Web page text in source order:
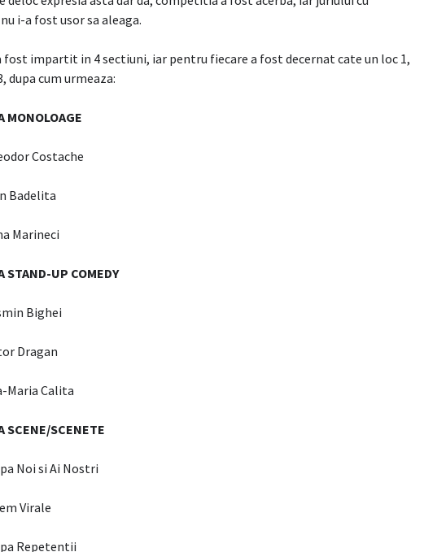
i-a fost usor sa aleaga.
fost impartit in 4 sectiuni, iar pentru fiecare a fost decernat cate un loc 1,
dupa cum urmeaza:
MONOLOAGE
Costache
Badelita
Marineci
STAND-UP COMEDY
Bighei
Dragan
Maria Calita
SCENE/SCENETE
Noi si Ai Nostri
Virale
Repetentii